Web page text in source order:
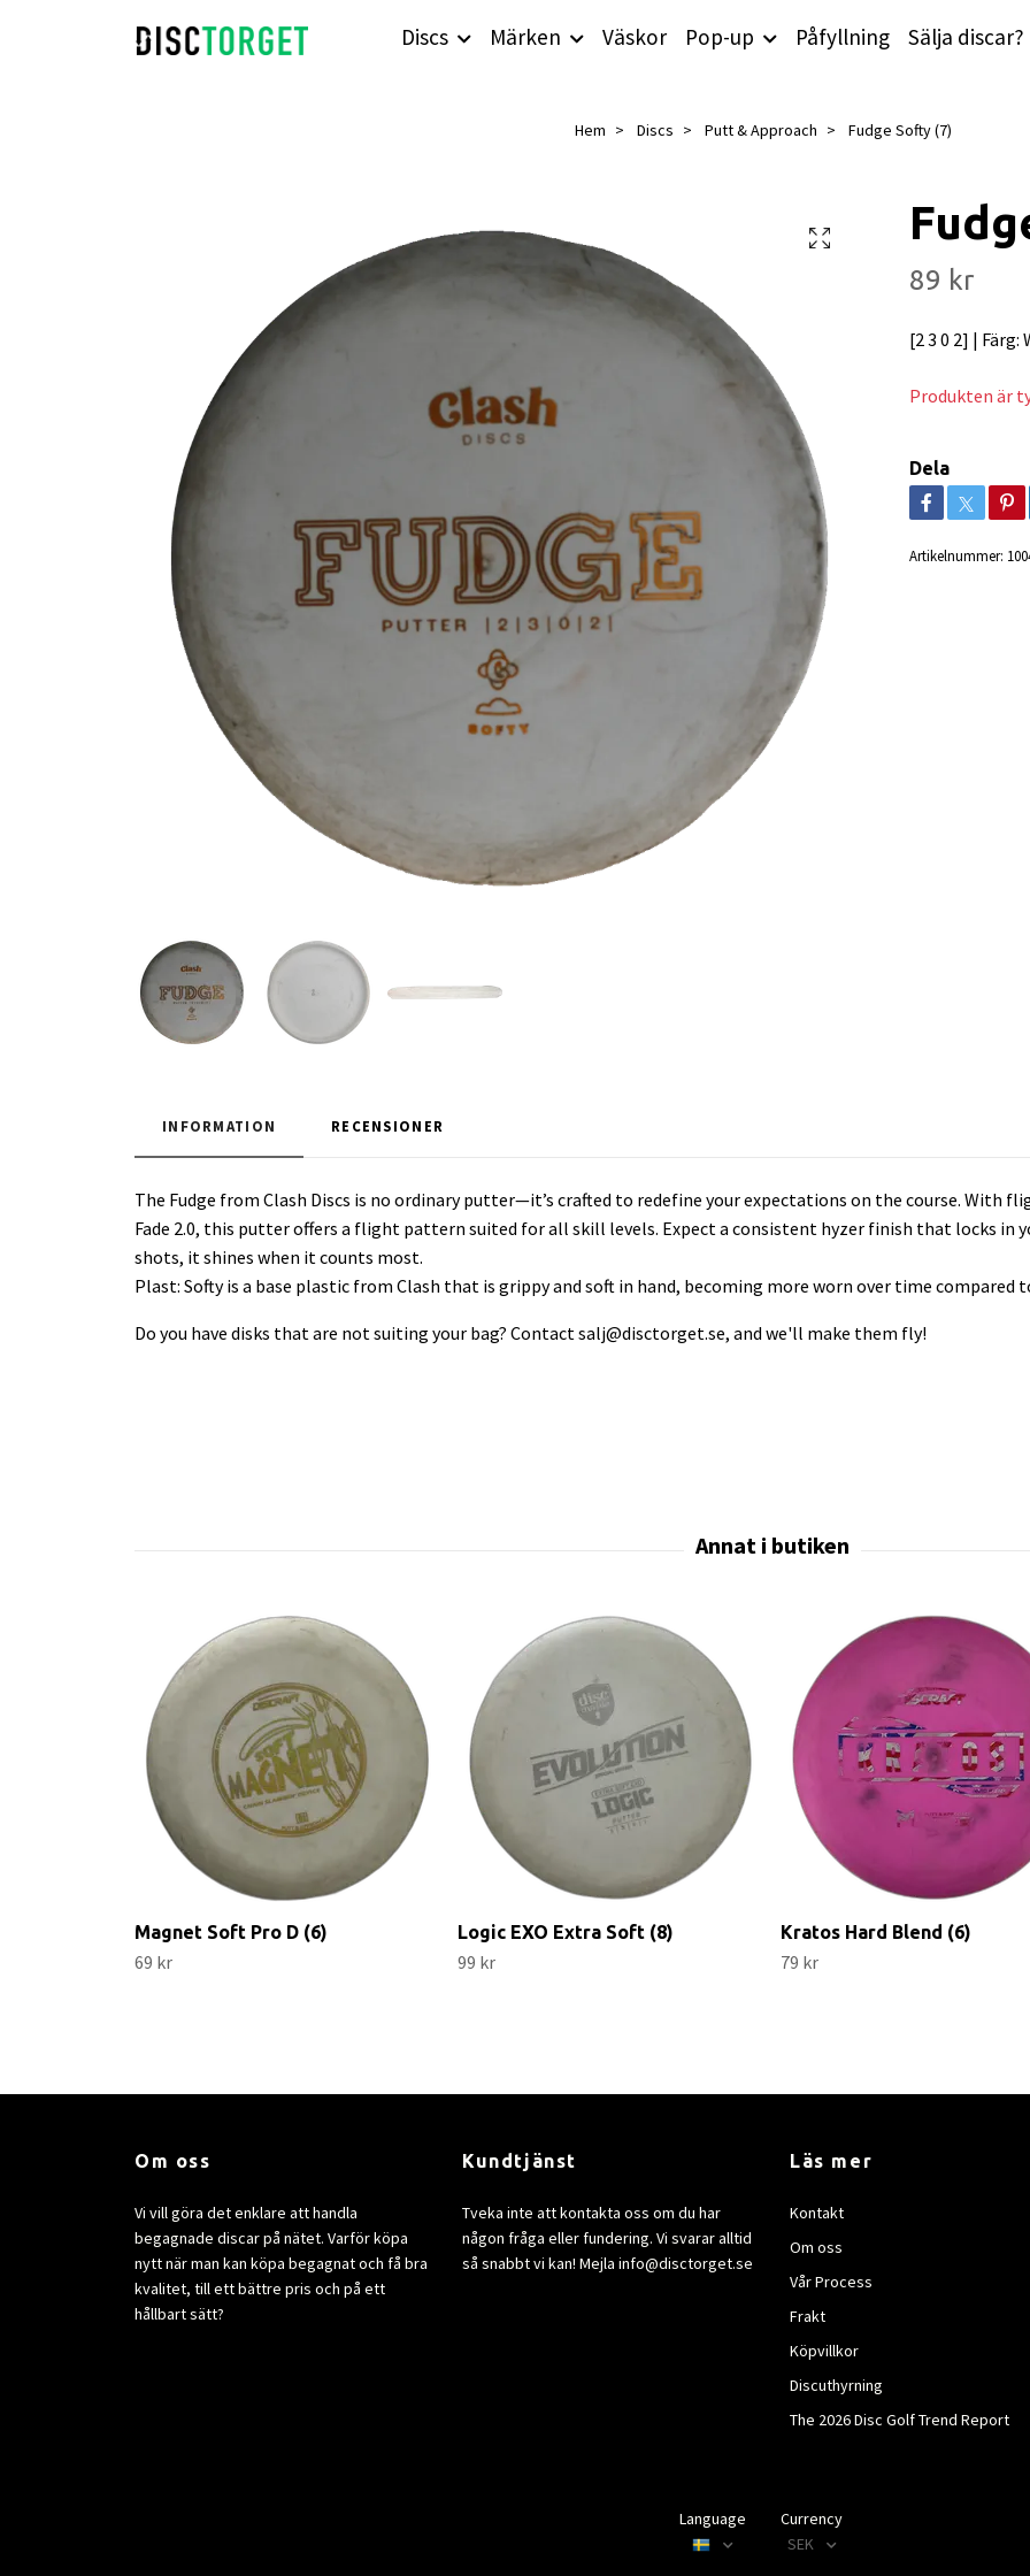
Discs Märken Väskor Pop-up Påfyllning Sälja discar?
Hem Discs Putt & Approach Fudge Softy (7)
89 kr
[2 3 0 2] | Färg:
Produkten är
Dela
Artikelnummer:
INFORMATION RECENSIONER
The Fudge from Clash Discs is no ordinary putter—it’s crafted to redefine your expectations on the course. With
Fade 2.0, this putter offers a flight pattern suited for all skill levels. Expect a consistent hyzer finish that locks in
shots, it shines when it counts most.
Plast: Softy is a base plastic from Clash that is grippy and soft in hand, becoming more worn over time compared
Do you have disks that are not suiting your bag? Contactsalj@disctorget.se, and we'll make them fly!
Magnet Soft Pro D (6)
69 kr
Logic EXO Extra Soft (8)
99 kr
Kratos Hard Blend (6)
79 kr
Om oss
Vi vill göra det enklare att handla
begagnade discar på nätet. Varför köpa
nytt när man kan köpa begagnat och få bra
kvalitet, till ett bättre pris och på ett
hållbart sätt?
Kundtjänst
Tveka inte att kontakta oss om du har
någon fråga eller fundering. Vi svarar alltid
så snabbt vi kan! Mejla info@disctorget.se
Läs mer
Kontakt
Om oss
Vår Process
Frakt
Köpvillkor
Discuthyrning
The 2026 Disc Golf Trend Report
Language
Currency
SEK